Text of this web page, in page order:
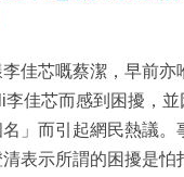
佳芯嘅蔡潔，早前亦
佳芯而感到困擾，
」而引起網民熱議。
表示所謂的困擾是怕